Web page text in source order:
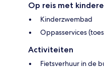
Op reis met
Kinderzwembad
Oppasservices
Activiteiten
Fietsverhuur in de